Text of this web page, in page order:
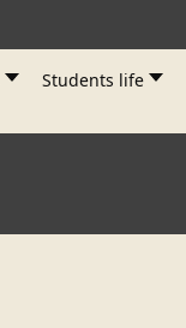
Students life